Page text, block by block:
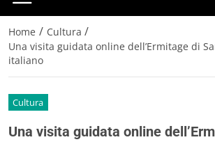
Home / Cultura /
Una visita guidata online dell’Ermitage di
italiano
Cultura
Una visita guidata online